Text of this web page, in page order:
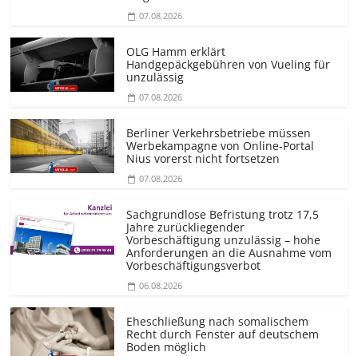
07.08.2026
OLG Hamm erklärt
Handgepäckgebühren von Vueling für
unzulässig
07.08.2026
Berliner Verkehrsbetriebe müssen
Werbekampagne von Online-Portal
Nius vorerst nicht fortsetzen
07.08.2026
Sachgrundlose Befristung trotz 17,5
Jahre zurückliegender
Vorbeschäftigung unzulässig – hohe
Anforderungen an die Ausnahme vom
Vorbeschäf­tigungsverbot
06.08.2026
Eheschließung nach somalischem
Recht durch Fenster auf deutschem
Boden möglich